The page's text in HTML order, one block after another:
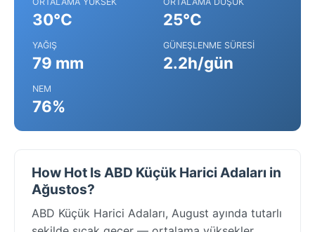
30°C 25°C
YAĞIŞ
79 mm
GÜNEŞLENME SÜRESI
2.2h/gün
NEM
76%
How Hot Is ABD Küçük Harici Adaları in
Ağustos?
ABD Küçük Harici Adaları, August ayında tutarlı